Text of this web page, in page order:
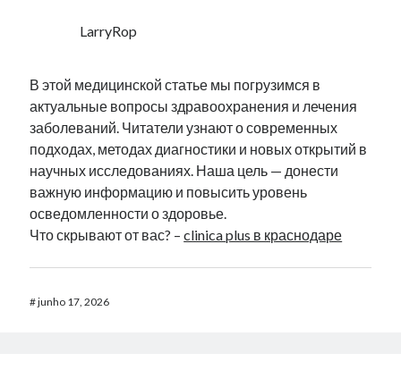
LarryRop
В этой медицинской статье мы погрузимся в
актуальные вопросы здравоохранения и лечения
заболеваний. Читатели узнают о современных
подходах, методах диагностики и новых открытий в
научных исследованиях. Наша цель — донести
важную информацию и повысить уровень
осведомленности о здоровье.
Что скрывают от вас? –clinica plus в краснодаре
#junho 17, 2026